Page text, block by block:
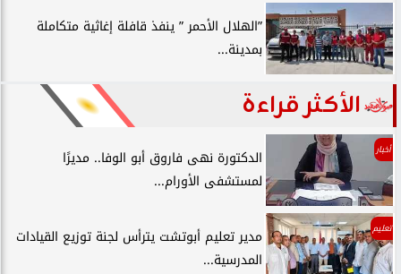
”الهلال الأحمر ” ينفذ قافلة إغاثية متكاملة
بمدينة...
الأكثر قراءة
أخبار
الدكتورة نهى فاروق أبو الوفا.. مديرًا
لمستشفى الأورام...
تعليم
مدير تعليم أبوتشت يترأس لجنة توزيع القيادات
المدرسية...